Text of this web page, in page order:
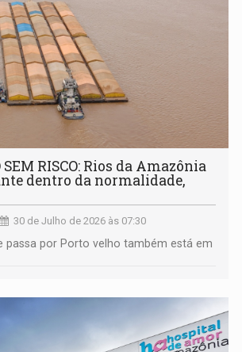
SEM RISCO: Rios da Amazônia
dentro da normalidade,
30 de Julho de 2026 às 07:30
passa por Porto velho também está em